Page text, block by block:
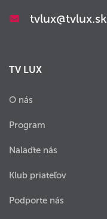
tvlux@tvlux.sk
TV LUX
O nás
Program
Nalaďte nás
Klub priateľov
Podporte nás